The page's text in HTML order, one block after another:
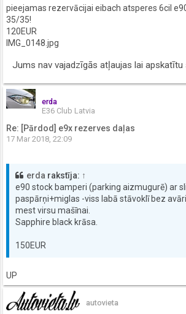
pieejamas rezervācijai eibach atsperes 6cil
35/35!
120EUR
IMG_0148.jpg
Jums nav vajadzīgās atļaujas lai apskatītu
erda
E36 Club Latvia
Re: [Pārdod] e9x rezerves daļas
17 Mar 2018, 22:09
erda rakstīja: ↑
e90 stock bamperi (parking aizmugurē) ar
paspārņi+miglas -viss labā stāvoklī bez
mest virsu mašīnai.
Sapphire black krāsa.
150EUR
UP
autovieta